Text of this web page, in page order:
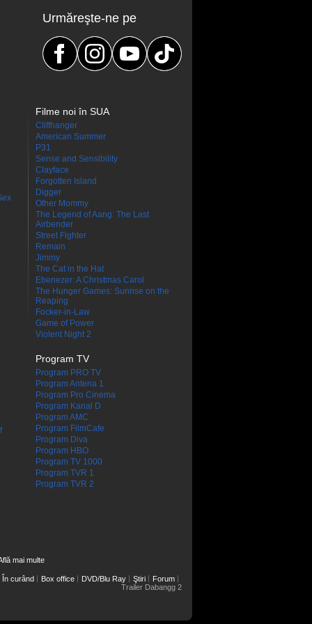
Urmăreşte-ne pe
Filme noi în SUA
Cliffhanger
American Summer
P31
Sense and Sensibility
Clayface
Forgotten Island
Digger
Other Mommy
The Legend of Aang: The Last
Airbender
Street Fighter
Remain
Jimmy
The Cat in the Hat
Ebenezer: A Christmas Carol
The Hunger Games: Sunrise on the
Reaping
Focker-in-Law
Game of Power
Violent Night 2
Program TV
Program PRO TV
Program Antena 1
Program Pro Cinema
Program Kanal D
Program AMC
Program FilmCafe
Program Diva
Program HBO
Program TV 1000
Program TVR 1
Program TVR 2
mai multe
În curând Box office DVD/Blu Ray Ştiri
Forum
Trailer Dabangg 2